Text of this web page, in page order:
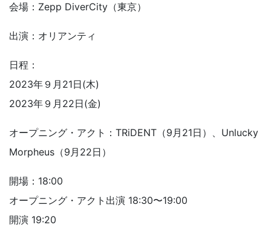
会場：Zepp DiverCity（東京）
出演：オリアンティ
日程：
2023年９月21日(木)
2023年９月22日(金)
オープニング・アクト：TRiDENT（9月21日）、Unlucky
Morpheus（9月22日）
開場：18:00
オープニング・アクト出演 18:30〜19:00
開演 19:20